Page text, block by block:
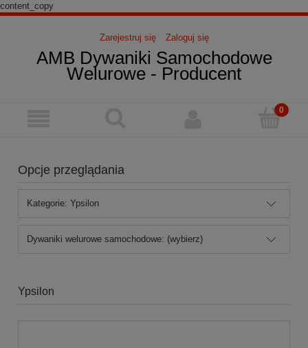
content_copy
Zarejestruj się Zaloguj się
AMB Dywaniki Samochodowe
Welurowe - Producent
Opcje przeglądania
Kategorie: Ypsilon
Dywaniki welurowe samochodowe: (wybierz)
Ypsilon